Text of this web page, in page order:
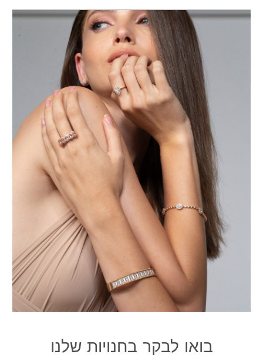
בואו לבקר בחנויות שלנו